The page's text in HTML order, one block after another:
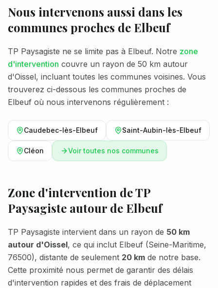
Nous intervenons aussi dans les
communes proches de Elbeuf
TP Paysagiste ne se limite pas à Elbeuf. Notre zone
d'intervention couvre un rayon de 50 km autour
d'Oissel, incluant toutes les communes voisines. Vous
trouverez ci-dessous les communes proches de
Elbeuf où nous intervenons régulièrement :
Caudebec-lès-Elbeuf Saint-Aubin-lès-Elbeuf
Cléon Voir toutes nos communes
Zone d'intervention de TP
Paysagiste autour de Elbeuf
TP Paysagiste intervient dans un rayon de 50 km
autour d'Oissel, ce qui inclut Elbeuf (Seine-Maritime,
76500), distante de seulement 20 km de notre base.
Cette proximité nous permet de garantir des délais
d'intervention rapides et des frais de déplacement